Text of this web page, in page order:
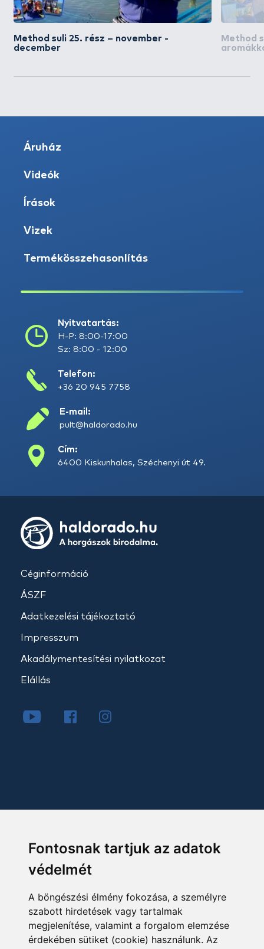
Fontosnak tartjuk az adatok
védelmét
A böngészési élmény fokozása, a személyre
szabott hirdetések vagy tartalmak
megjelenítése, valamint a forgalom elemzése
érdekében sütiket (cookie) használunk. Az
Method suli 25. rész – november -
december
Method
Áruház
Videók
Írások
Vizek
Termékösszehasonlítás
Nyitvatartás:
H-P: 8:00-17:00
Sz: 8:00 - 12:00
Telefon:
+36 20 945 7758
E-mail:
pult@haldorado.hu
Cím:
6400 Kiskunhalas, Széchenyi út 49.
Céginformáció
ÁSZF
Adatkezelési tájékoztató
Impresszum
Akadálymentesítési nyilatkozat
Elállás